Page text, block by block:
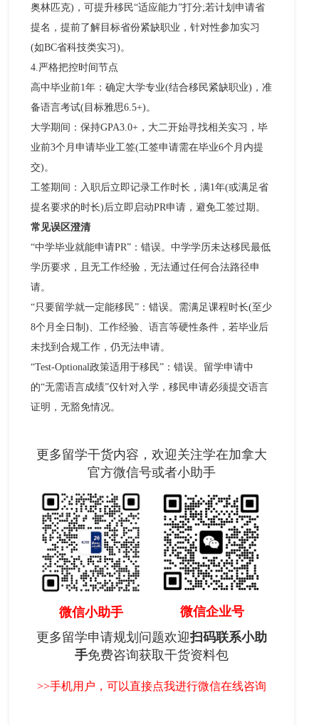
奥林匹克)，可提升移民“适应能力”打分;若计划申请省
提名，提前了解目标省份紧缺职业，针对性参加实习
(如BC省科技类实习)。​
4.严格把控时间节点​
高中毕业前1年：确定大学专业(结合移民紧缺职业)，准
备语言考试(目标雅思6.5+)。​
大学期间：保持GPA3.0+，大二开始寻找相关实习，毕
业前3个月申请毕业工签(工签申请需在毕业6个月内提
交)。​
工签期间：入职后立即记录工作时长，满1年(或满足省
提名要求的时长)后立即启动PR申请，避免工签过期。​
常见误区澄清​
“中学毕业就能申请PR”：错误。中学学历未达移民最低
学历要求，且无工作经验，无法通过任何合法路径申
请。​
“只要留学就一定能移民”：错误。需满足课程时长(至少
8个月全日制)、工作经验、语言等硬性条件，若毕业后
未找到合规工作，仍无法申请。​
“Test-Optional政策适用于移民”：错误。留学申请中
的“无需语言成绩”仅针对入学，移民申请必须提交语言
证明，无豁免情况。
更多留学干货内容，欢迎关注学在加拿大
官方微信号或者小助手
微信小助手
微信企业号
更多留学申请规划问题欢迎扫码联系小助
手免费咨询获取干货资料包
>>手机用户，可以直接点我进行微信在线咨询